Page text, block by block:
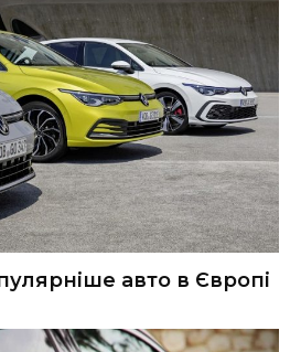
авто в Європі